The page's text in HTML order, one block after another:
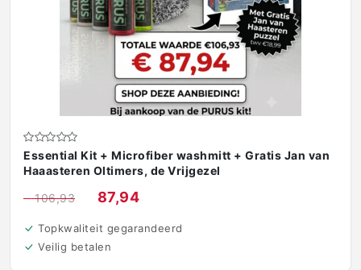
Essential Kit + Microfiber washmitt + Gratis Jan van
Haaasteren Oltimers, de Vrijgezel
€106,93 87,94
Topkwaliteit gegarandeerd
Veilig betalen